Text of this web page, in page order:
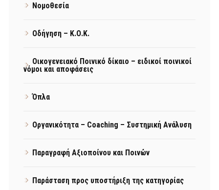
Νομοθεσία
Οδήγηση – Κ.Ο.Κ.
Οικογενειακό Ποινικό δίκαιο – ειδικοί ποινικοί
νόμοι και αποφάσεις
Όπλα
Οργανικότητα – Coaching – Συστημική Ανάλυση
Παραγραφή Αξιοποίνου και Ποινών
Παράσταση προς υποστήριξη της κατηγορίας